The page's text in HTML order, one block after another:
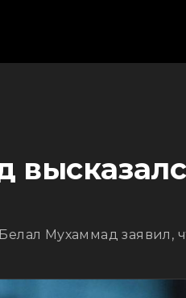
Мухаммад заявил,